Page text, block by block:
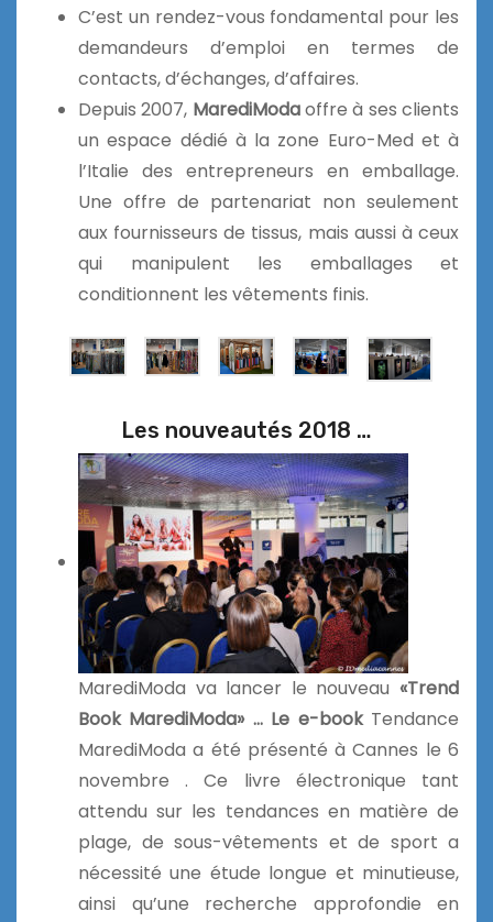
C’est un rendez-vous fondamental pour les
demandeurs d’emploi en termes de
contacts, d’échanges, d’affaires.
Depuis 2007, MarediModaoffre à ses clients
un espace dédié à la zone Euro-Med et à
l’Italie des entrepreneurs en emballage.
Une offre de partenariat non seulement
aux fournisseurs de tissus, mais aussi à ceux
qui manipulent les emballages et
conditionnent les vêtements finis.
Les nouveautés 2018 …
MarediModa va lancer le nouveau «Trend
Book MarediModa» … Le e-bookTendance
MarediModa a été présenté à Cannes le 6
novembre . Ce livre électronique tant
attendu sur les tendances en matière de
plage, de sous-vêtements et de sport a
nécessité une étude longue et minutieuse,
ainsi qu’une recherche approfondie en